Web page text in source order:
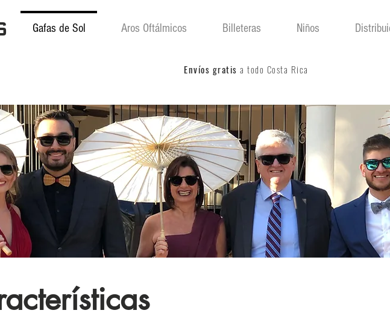
Gafas de Sol Aros Oftálmicos Billeteras Niños
Envíos gratis a todo Costa Rica